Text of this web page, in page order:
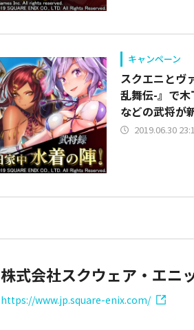
キャンペーン
スクエニとヴ
乱舞伝-』で
などの武将が
2019.06.30
株式会社スクウェア・エニ
https://www.jp.square-enix.com/